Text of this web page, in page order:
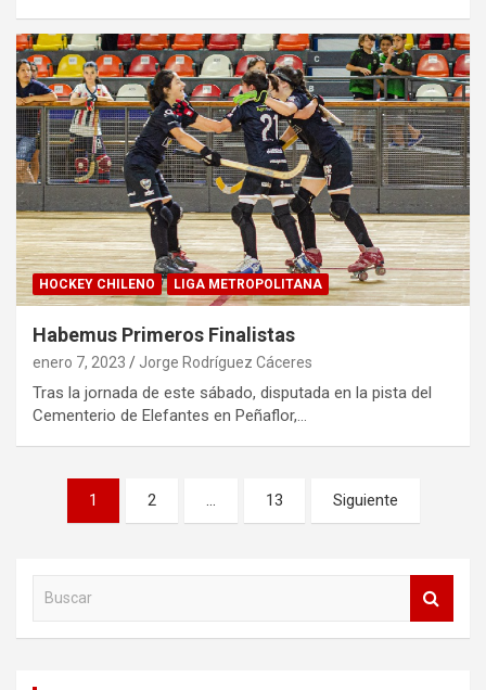
HOCKEY CHILENO LIGA METROPOLITANA
Habemus Primeros Finalistas
enero 7, 2023 Jorge Rodríguez Cáceres
Tras la jornada de este sábado, disputada en la pista del
Cementerio de Elefantes en Peñaflor,…
Paginación
1 2 … 13 Siguiente